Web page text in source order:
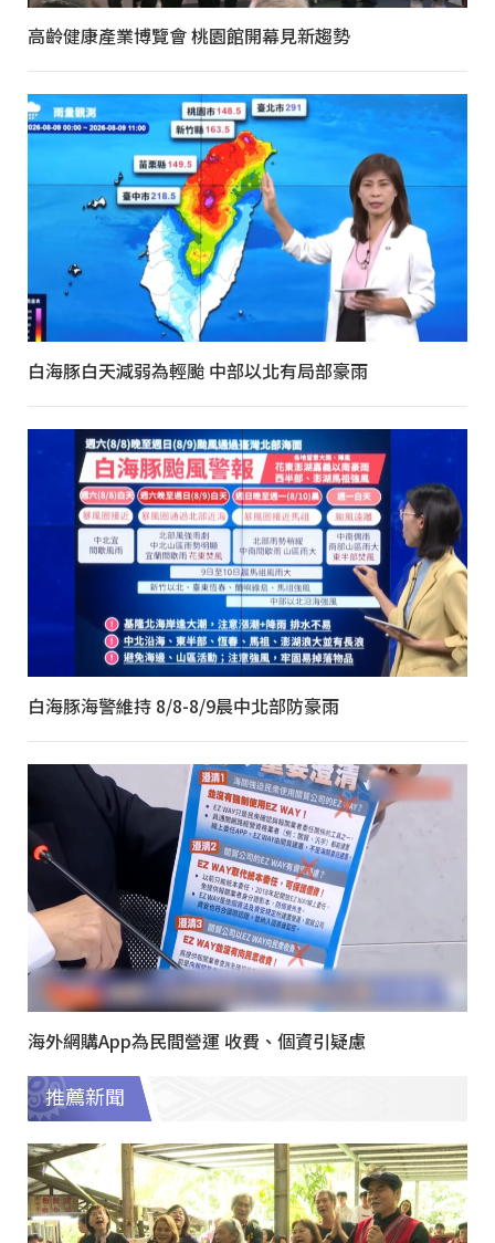
高齡健康產業博覽會 桃園館開幕見新趨勢
白海豚白天減弱為輕颱 中部以北有局部豪雨
白海豚海警維持 8/8-8/9晨中北部防豪雨
海外網購App為民間營運 收費、個資引疑慮
推薦新聞